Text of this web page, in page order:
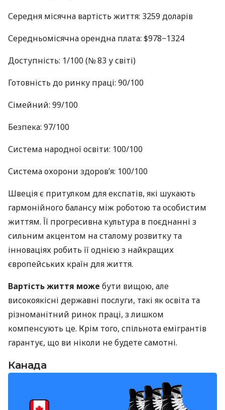
Середня місячна вартість життя: 3259 доларів
Середньомісячна орендна плата: $978−1324
Доступність: 1/100 (№ 83 у світі)
Готовність до ринку праці: 90/100
Сімейний: 99/100
Безпека: 97/100
Система народної освіти: 100/100
Система охорони здоров’я: 100/100
Швеція є притулком для експатів, які шукають
гармонійного балансу між роботою та особистим
життям. Її прогресивна культура в поєднанні з
сильним акцентом на сталому розвитку та
інноваціях робить її однією з найкращих
європейських країн для життя.
Вартість життя може бути вищою, але
високоякісні державні послуги, такі як освіта та
різноманітний ринок праці, з лишком
компенсують це. Крім того, спільнота емігрантів
гарантує, що ви ніколи не будете самотні.
Канада